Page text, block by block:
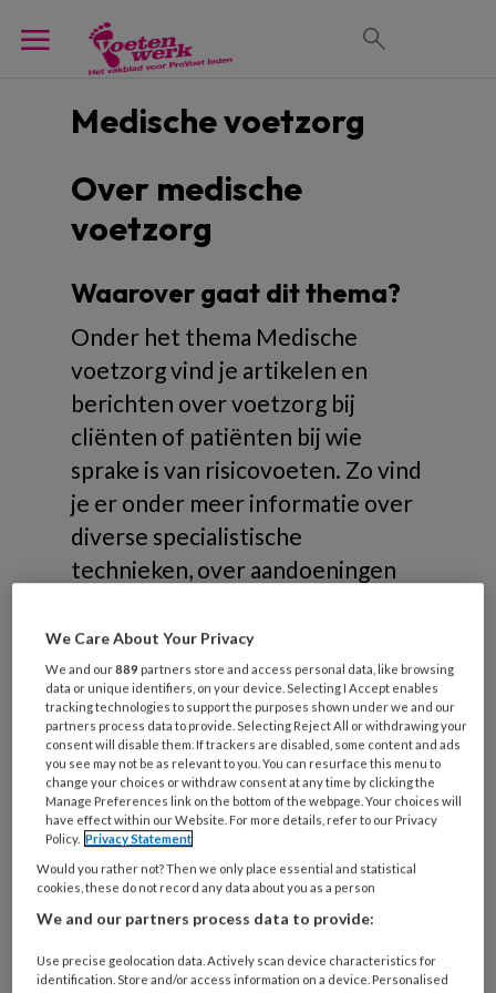
Medische voetzorg
Over medische
voetzorg
Waarover gaat dit thema?
Onder het thema Medische
voetzorg vind je artikelen en
berichten over voetzorg bij
cliënten of patiënten bij wie
sprake is van risicovoeten. Zo vind
je er onder meer informatie over
diverse specialistische
technieken, over aandoeningen
risicovoeten of samenwerking in
de zorg.
Onderwerpen
Risicovoeten
Diabetische voet
Oncologische voet
We Care About Your Privacy
We and our889 partners store and access personal data, like browsing
data or unique identifiers, on your device. Selecting I Accept enables
tracking technologies to support the purposes shown under we and our
partners process data to provide. Selecting Reject All or withdrawing your
consent will disable them. If trackers are disabled, some content and ads
you see may not be as relevant to you. You can resurface this menu to
change your choices or withdraw consent at any time by clicking the
Manage Preferences link on the bottom of the webpage. Your choices will
have effect within our Website. For more details, refer to our Privacy
Policy. Privacy Statement
Would you rather not? Then we only place essential and statistical
cookies, these do not record any data about you as a person
We and our partners process data to provide:
Use precise geolocation data. Actively scan device characteristics for
identification. Store and/or access information on a device. Personalised